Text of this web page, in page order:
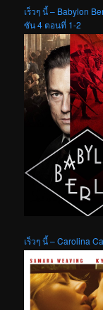
เร็วๆ นี้ – Babylon
ซัน 4 ตอนที่ 1-2
เร็วๆ นี้ – Carolina